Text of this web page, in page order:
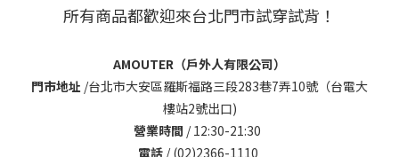
所有商品都歡迎來台北門市試穿試背！
AMOUTER（戶外人有限公司）
門市地址 /台北市大安區羅斯福路三段283巷7弄10號（台電大
樓站2號出口)
營業時間 / 12:30-21:30
電話 / (02)2366-1110